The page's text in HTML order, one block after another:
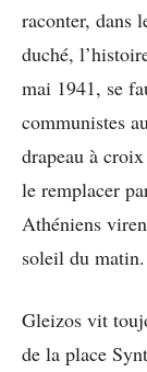
raconter, dans
duché,
mai 1941, se
communistes
drapeau à
le remplacer
Athéniens
soleil du matin.
Gleizos vit
de la place